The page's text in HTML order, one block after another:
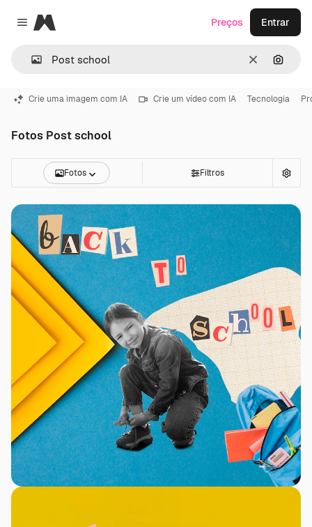
Close menu
Magnific
Limpar
Preços Entrar
Crie uma imagem com IA Crie um vídeo com IA Tecnologia
Fotos Post school
Fotos Filtros